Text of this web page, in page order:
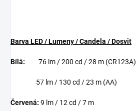
Barva LED / Lumeny / Candela / Dosvit
Bílá: 76 lm / 200 cd / 28 m (CR123A)
57 lm / 130 cd / 23 m (AA)
Červená: 9 lm / 12 cd / 7 m